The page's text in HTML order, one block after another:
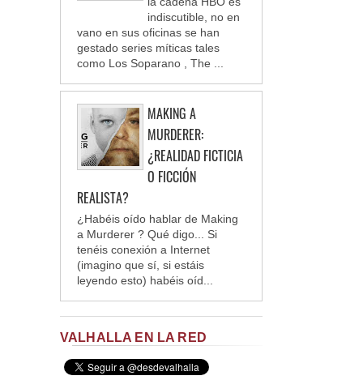
indiscutible, no en
vano en sus oficinas se han
gestado series míticas tales
como Los Soparano , The ...
MAKING A
MURDERER:
¿REALIDAD FICTICIA
O FICCIÓN
REALISTA?
¿Habéis oído hablar de Making
a Murderer ? Qué digo... Si
tenéis conexión a Internet
(imagino que sí, si estáis
leyendo esto) habéis oíd...
VALHALLA EN LA RED